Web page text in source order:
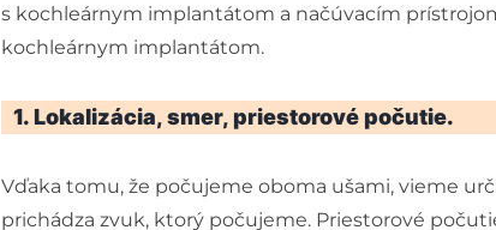
s kochleárnym implantátom a načúvacím
kochleárnym implantátom.
1. Lokalizácia, smer, priestorové počutie.
Vďaka tomu, že počujeme oboma ušami, vieme
prichádza zvuk, ktorý počujeme. Priestorové